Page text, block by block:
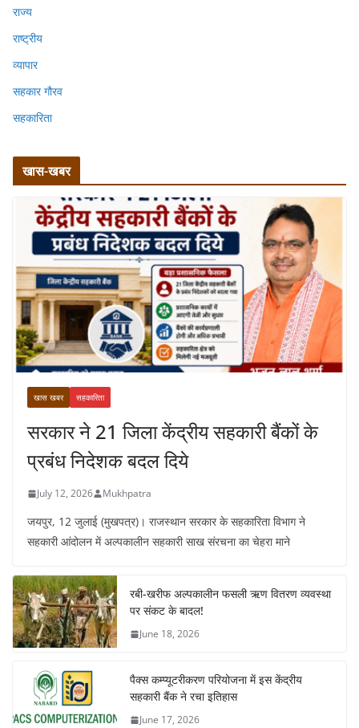
राज्य
राष्ट्रीय
व्यापार
सहकार गौरव
सहकारिता
खास-खबर
खास खबर सहकारिता
सरकार ने 21 जिला केंद्रीय सहकारी बैंकों के
प्रबंध निदेशक बदल दिये
July 12, 2026 Mukhpatra
जयपुर, 12 जुलाई (मुखपत्र)। राजस्थान सरकार के सहकारिता विभाग ने
सहकारी आंदोलन में अल्पकालीन सहकारी साख संरचना का चेहरा माने
रबी-खरीफ अल्पकालीन फसली ऋण वितरण व्यवस्था
पर संकट के बादल!
June 18, 2026
पैक्स कम्प्यूटरीकरण परियोजना में इस केंद्रीय
सहकारी बैंक ने रचा इतिहास
June 17, 2026